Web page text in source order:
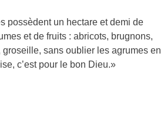
possèdent un hectare et demi de
et de fruits : abricots, brugnons,
sans oublier les agrumes en
c’est pour le bon Dieu.»